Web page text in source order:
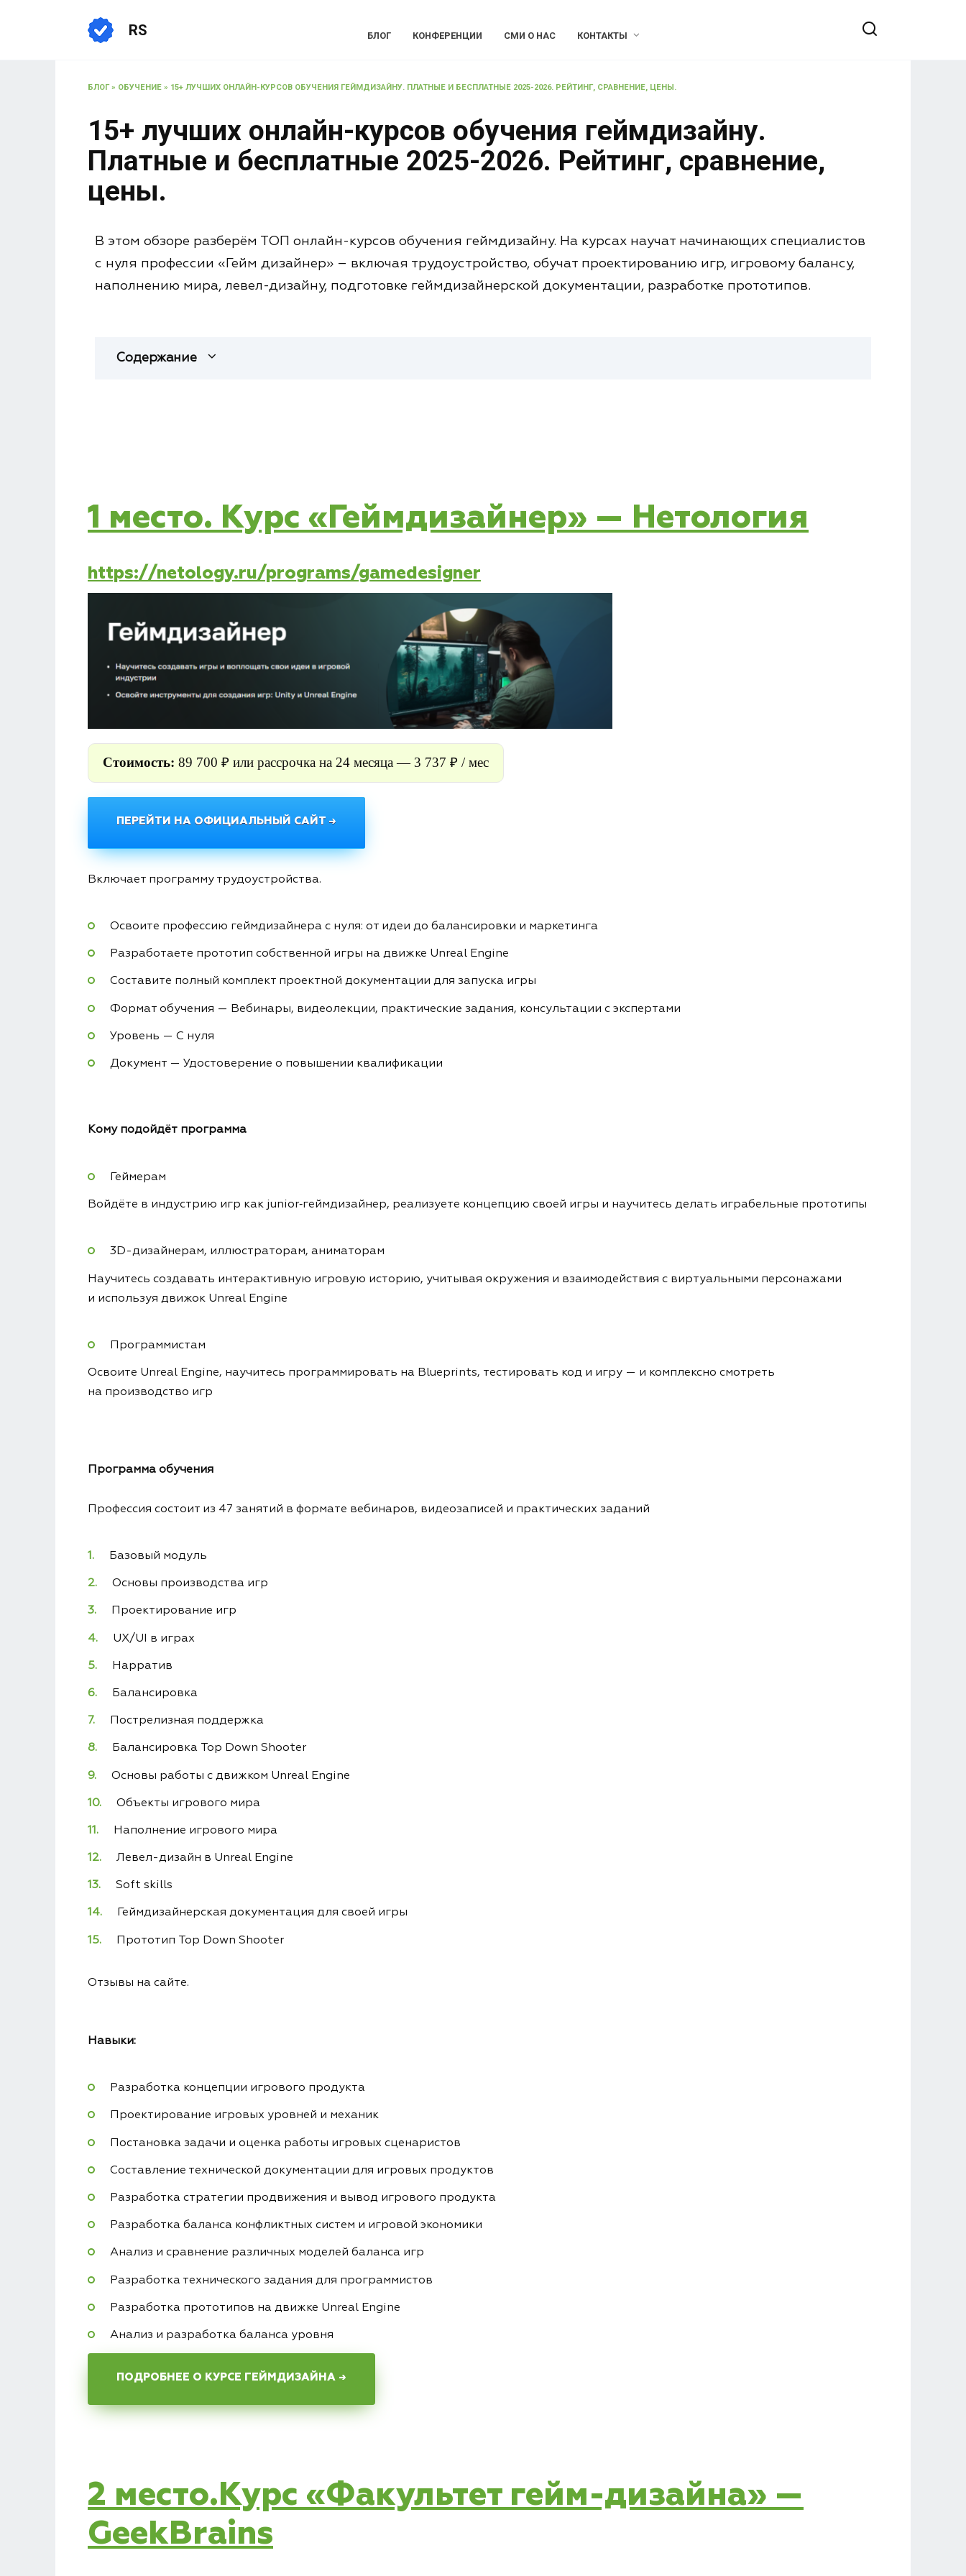
RS БЛОГ КОНФЕРЕНЦИИ СМИ О НАС КОНТАКТЫ
БЛОГ» ОБУЧЕНИЕ » 15+ ЛУЧШИХ ОНЛАЙН-КУРСОВ ОБУЧЕНИЯ ГЕЙМДИЗАЙНУ. ПЛАТНЫЕ И БЕСПЛАТНЫЕ 2025-2026. РЕЙТИНГ, СРАВНЕНИЕ, ЦЕНЫ.
15+ лучших онлайн-курсов обучения геймдизайну.
Платные и бесплатные 2025-2026. Рейтинг, сравнение,
цены.
В этом обзоре разберём ТОП онлайн-курсов обучения геймдизайну. На курсах научат начинающих специалистов
с нуля профессии «Гейм дизайнер» – включая трудоустройство, обучат проектированию игр, игровому балансу,
наполнению мира, левел-дизайну, подготовке геймдизайнерской документации, разработке прототипов.
Содержание
1 место. Курс «Геймдизайнер» — Нетология
https://netology.ru/programs/gamedesigner
Стоимость: 89 700 ₽ или рассрочка на 24 месяца — 3 737 ₽ / мес
ПЕРЕЙТИ НА ОФИЦИАЛЬНЫЙ САЙТ →
Включает программу трудоустройства.
Освоите профессию геймдизайнера с нуля: от идеи до балансировки и маркетинга
Разработаете прототип собственной игры на движке Unreal Engine
Составите полный комплект проектной документации для запуска игры
Формат обучения — Вебинары, видеолекции, практические задания, консультации с экспертами
Уровень — С нуля
Документ — Удостоверение о повышении квалификации
Кому подойдёт программа
Геймерам
Войдёте в индустрию игр как junior‑геймдизайнер, реализуете концепцию своей игры и научитесь делать играбельные прототипы
3D-дизайнерам, иллюстраторам, аниматорам
Научитесь создавать интерактивную игровую историю, учитывая окружения и взаимодействия с виртуальными персонажами
и используя движок Unreal Engine
Программистам
Освоите Unreal Engine, научитесь программировать на Blueprints, тестировать код и игру — и комплексно смотреть
на производство игр
Программа обучения
Профессия состоит из 47 занятий в формате вебинаров, видеозаписей и практических заданий
Базовый модуль
Основы производства игр
Проектирование игр
UX/UI в играх
Нарратив
Балансировка
Пострелизная поддержка
Балансировка Top Down Shooter
Основы работы с движком Unreal Engine
Объекты игрового мира
Наполнение игрового мира
Левел-дизайн в Unreal Engine
Soft skills
Геймдизайнерская документация для своей игры
Прототип Top Down Shooter
Отзывы на сайте.
Навыки:
Разработка концепции игрового продукта
Проектирование игровых уровней и механик
Постановка задачи и оценка работы игровых сценаристов
Составление технической документации для игровых продуктов
Разработка стратегии продвижения и вывод игрового продукта
Разработка баланса конфликтных систем и игровой экономики
Анализ и сравнение различных моделей баланса игр
Разработка технического задания для программистов
Разработка прототипов на движке Unreal Engine
Анализ и разработка баланса уровня
ПОДРОБНЕЕ О КУРСЕ ГЕЙМДИЗАЙНА →
2 место.Курс «Факультет гейм-дизайна» —
GeekBrains